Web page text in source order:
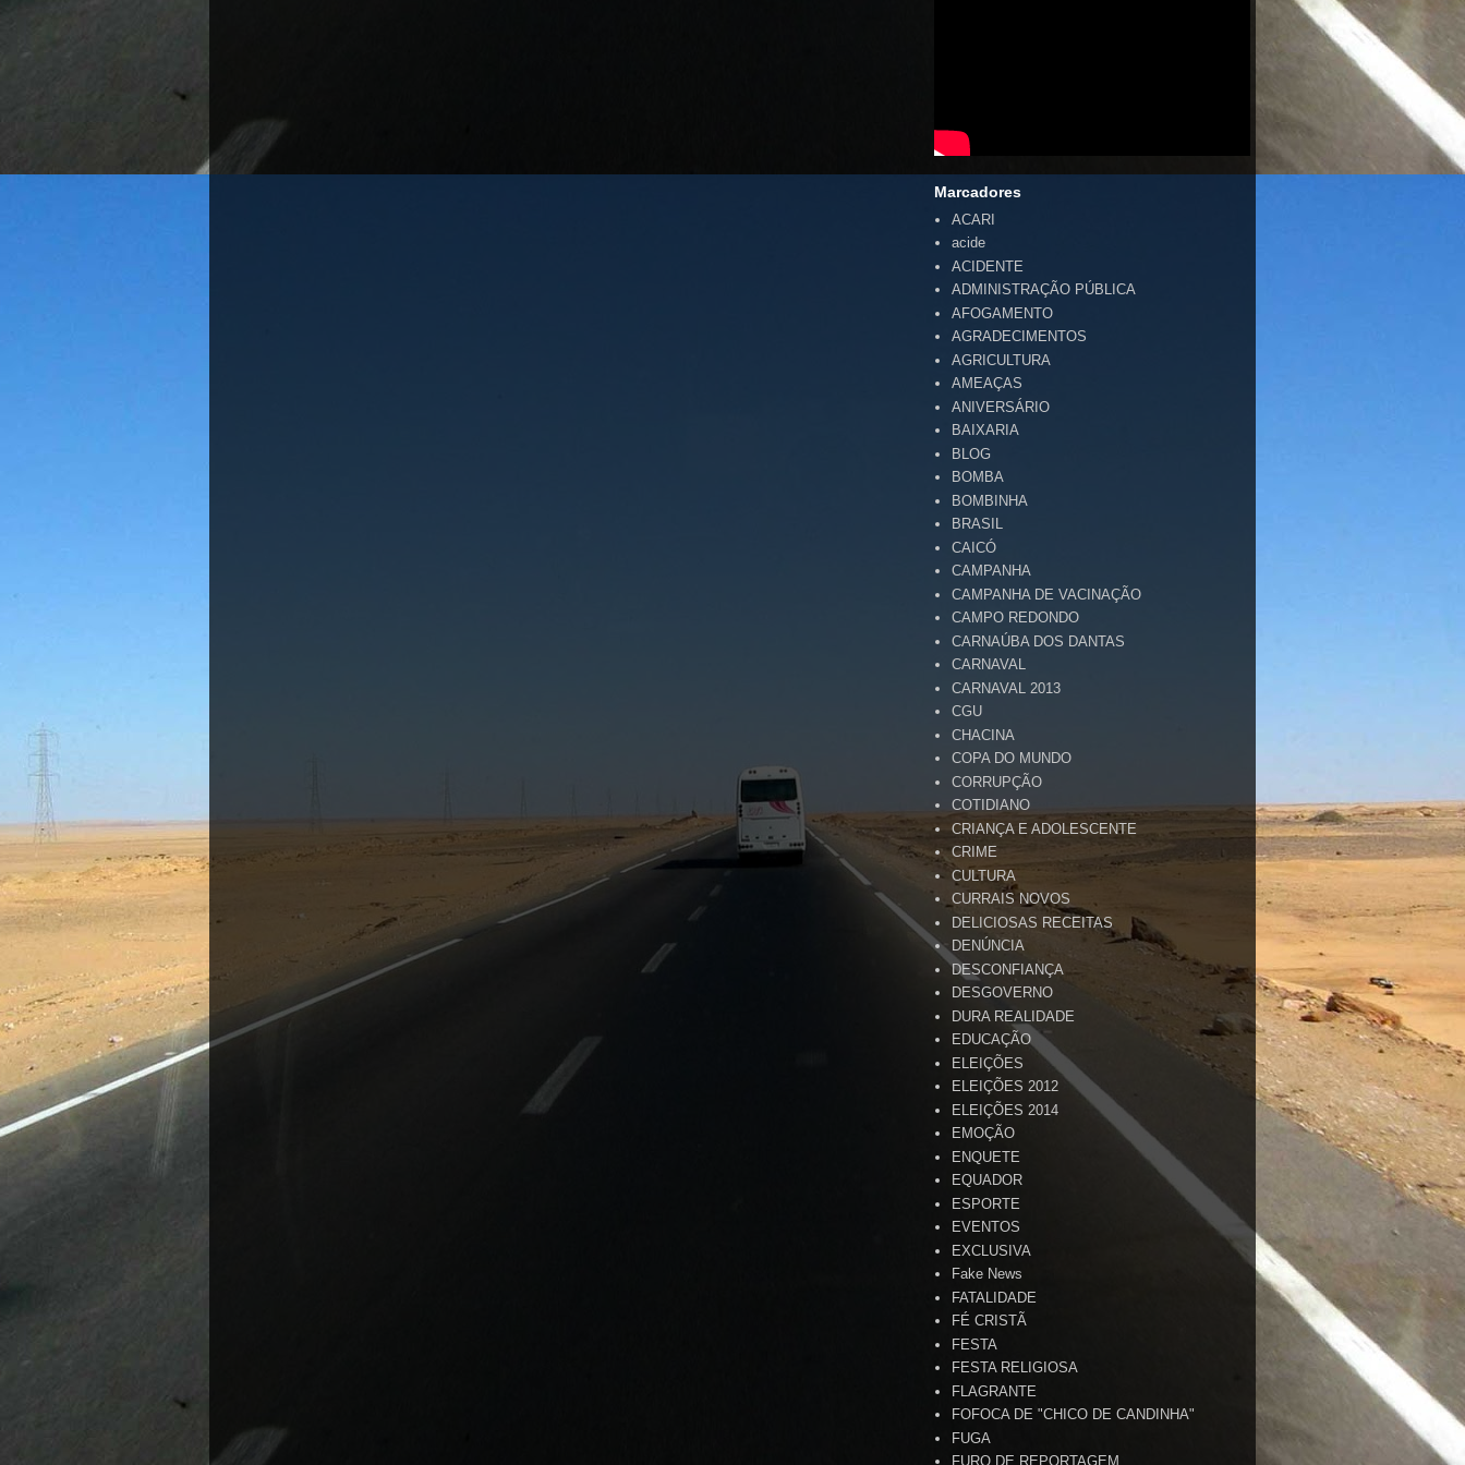
Marcadores
ACARI
acide
ACIDENTE
ADMINISTRAÇÃO PÚBLICA
AFOGAMENTO
AGRADECIMENTOS
AGRICULTURA
AMEAÇAS
ANIVERSÁRIO
BAIXARIA
BLOG
BOMBA
BOMBINHA
BRASIL
CAICÓ
CAMPANHA
CAMPANHA DE VACINAÇÃO
CAMPO REDONDO
CARNAÚBA DOS DANTAS
CARNAVAL
CARNAVAL 2013
CGU
CHACINA
COPA DO MUNDO
CORRUPÇÃO
COTIDIANO
CRIANÇA E ADOLESCENTE
CRIME
CULTURA
CURRAIS NOVOS
DELICIOSAS RECEITAS
DENÚNCIA
DESCONFIANÇA
DESGOVERNO
DURA REALIDADE
EDUCAÇÃO
ELEIÇÕES
ELEIÇÕES 2012
ELEIÇÕES 2014
EMOÇÃO
ENQUETE
EQUADOR
ESPORTE
EVENTOS
EXCLUSIVA
Fake News
FATALIDADE
FÉ CRISTÃ
FESTA
FESTA RELIGIOSA
FLAGRANTE
FOFOCA DE "CHICO DE CANDINHA"
FUGA
FURO DE REPORTAGEM